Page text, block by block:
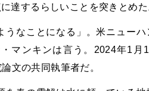
達するらしいことを突きとめた
うなことになる」。米ニューハ
マンキンは言う。2024年1月
文の共同執筆者だ。